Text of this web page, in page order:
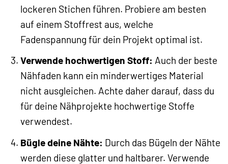
lockeren Stichen führen. Probiere am besten
auf einem Stoffrest aus, welche
Fadenspannung für dein Projekt optimal ist.
Verwende hochwertigen Stoff: Auch der beste
Nähfaden kann ein minderwertiges Material
nicht ausgleichen. Achte daher darauf, dass du
für deine Nähprojekte hochwertige Stoffe
verwendest.
Bügle deine Nähte: Durch das Bügeln der Nähte
werden diese glatter und haltbarer. Verwende